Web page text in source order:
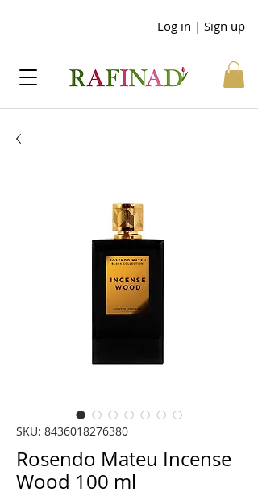
Log in | Sign up
SKU: 8436018276380
Rosendo Mateu Incense
Wood 100 ml